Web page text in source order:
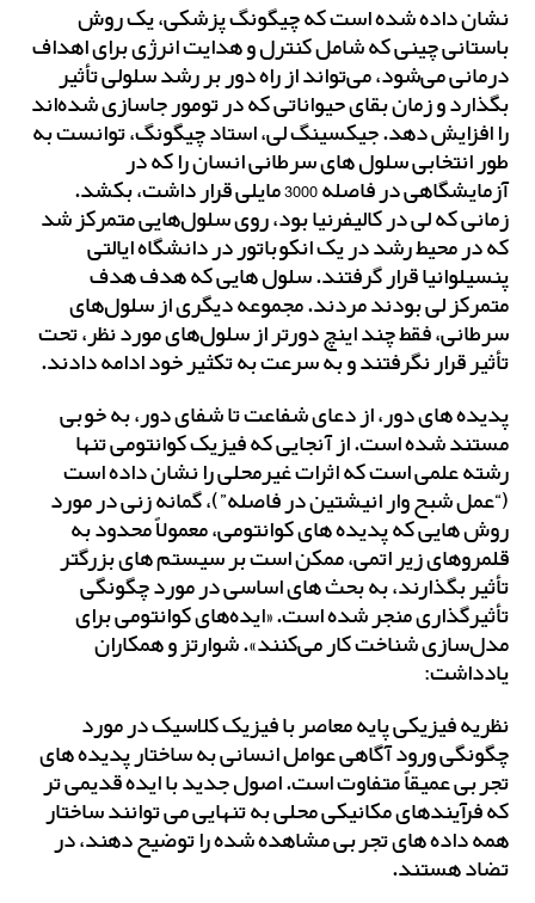
نشان داده شده است که چیگونگ پزشکی، یک روش
باستانی چینی که شامل کنترل و هدایت انرژی برای اهداف
درمانی می‌شود، می‌تواند از راه دور بر رشد سلولی تأثیر
بگذارد و زمان بقای حیواناتی که در تومور جاسازی شده‌اند
را افزایش دهد. جیکسینگ لی، استاد چیگونگ، توانست به
طور انتخابی سلول های سرطانی انسان را که در
آزمایشگاهی در فاصله 3000 مایلی قرار داشت، بکشد.
زمانی که لی در کالیفرنیا بود، روی سلول‌هایی متمرکز شد
که در محیط رشد در یک انکوباتور در دانشگاه ایالتی
پنسیلوانیا قرار گرفتند. سلول هایی که هدف هدف
متمرکز لی بودند مردند. مجموعه دیگری از سلول‌های
سرطانی، فقط چند اینچ دورتر از سلول‌های مورد نظر، تحت
تأثیر قرار نگرفتند و به سرعت به تکثیر خود ادامه دادند.
پدیده های دور، از دعای شفاعت تا شفای دور، به خوبی
مستند شده است. از آنجایی که فیزیک کوانتومی تنها
رشته علمی است که اثرات غیرمحلی را نشان داده است
(“عمل شبح وار انیشتین در فاصله”)، گمانه زنی در مورد
روش هایی که پدیده های کوانتومی، معمولاً محدود به
قلمروهای زیر اتمی، ممکن است بر سیستم های بزرگتر
تأثیر بگذارند، به بحث های اساسی در مورد چگونگی
تأثیرگذاری منجر شده است. «ایده‌های کوانتومی برای
مدل‌سازی شناخت کار می‌کنند». شوارتز و همکاران
یادداشت:
نظریه فیزیکی پایه معاصر با فیزیک کلاسیک در مورد
چگونگی ورود آگاهی عوامل انسانی به ساختار پدیده های
تجربی عمیقاً متفاوت است. اصول جدید با ایده قدیمی تر
که فرآیندهای مکانیکی محلی به تنهایی می توانند ساختار
همه داده های تجربی مشاهده شده را توضیح دهند، در
تضاد هستند.